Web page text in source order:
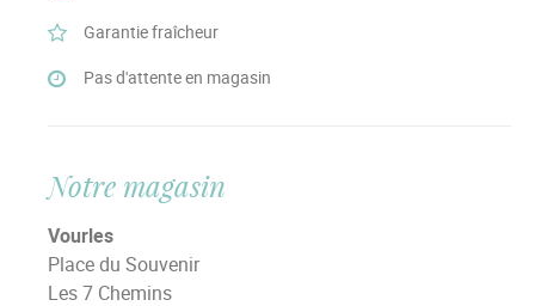
Garantie fraîcheur
Pas d'attente en magasin
Notre magasin
Vourles
Place du Souvenir
Les 7 Chemins